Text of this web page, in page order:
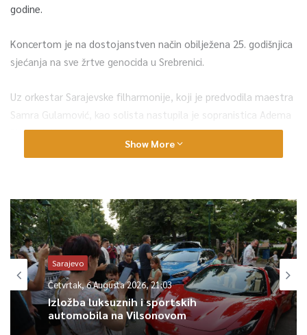
godine.
Koncertom je na dostojanstven način obilježena 25. godišnjica
sjećanja na sve žrtve genocida u Srebrenici.
Uz orkestar Sarajevske filharmonije, koji je predvodila maestra
Samra Gulamović, kao solista nastupila je sopranistica Adema
Pljevljak-Krehić.
velika svjetska književnika nobelovca, Česlava Miloša i Josifa
Brodskog, uz učešće glumaca Gordane Boban, Dženite
imamović-Omerović, Aldina Omerovića i Maka Čengića,
koreografsku numeru Amile Terzimehić uz izvođače Haruna
Čehovića i Hanu Zrno, te poetsko-dokumentarni foto back up
Srebrenice “Lično” autorice Aide Redžepagić.
Koncert je održan u saradnji sa Fondom Memorijala Kantona
Show More
Sarajevo
Četvrtak, 6 Augusta 2026, 21:03
Izložba luksuznih i sportskih
automobila na Vilsonovom